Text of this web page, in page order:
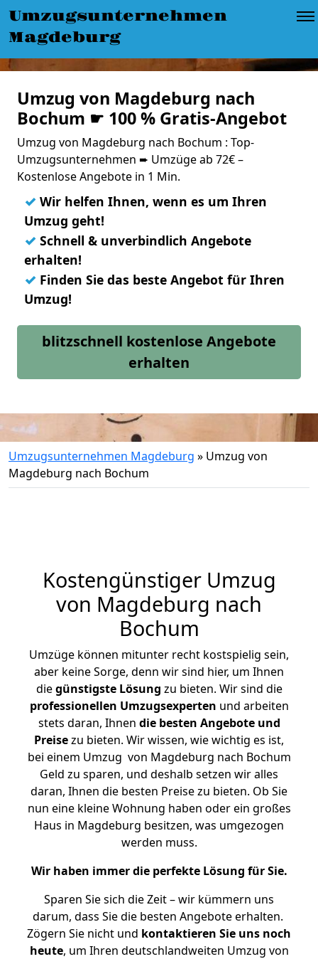
Umzugsunternehmen
Magdeburg
Umzug von Magdeburg nach
Bochum ☛ 100 % Gratis-Angebot
Umzug von Magdeburg nach Bochum : Top-
Umzugsunternehmen ➨ Umzüge ab 72€ –
Kostenlose Angebote in 1 Min.
✓ Wir helfen Ihnen, wenn es um Ihren
Umzug geht!
✓ Schnell & unverbindlich Angebote
erhalten!
✓ Finden Sie das beste Angebot für Ihren
Umzug!
blitzschnell kostenlose Angebote
erhalten
Umzugsunternehmen Magdeburg » Umzug von
Magdeburg nach Bochum
Kostengünstiger Umzug
von Magdeburg nach
Bochum
Umzüge können mitunter recht kostspielig sein,
aber keine Sorge, denn wir sind hier, um Ihnen
diegünstigste Lösung zu bieten. Wir sind die
professionellen Umzugsexperten und arbeiten
stets daran, Ihnen die besten Angebote und
Preisezu bieten. Wir wissen, wie wichtig es ist,
bei einem Umzug von Magdeburg nach Bochum
Geld zu sparen, und deshalb setzen wir alles
daran, Ihnen die besten Preise zu bieten. Ob Sie
nun eine kleine Wohnung haben oder ein großes
Haus in Magdeburg besitzen, was umgezogen
werden muss.
Wir haben immer die perfekte Lösung für Sie.
Sparen Sie sich die Zeit – wir kümmern uns
darum, dass Sie die besten Angebote erhalten.
Zögern Sie nicht und kontaktieren Sie uns noch
heute, um Ihren deutschlandweiten Umzug von